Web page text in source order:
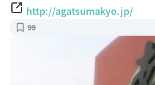
http://agatsumakyo.jp/
99